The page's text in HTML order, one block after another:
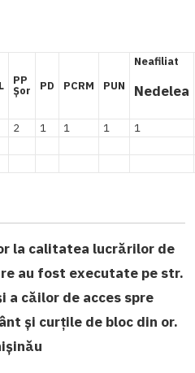
PP
Șor PD PCRM PUN
Neafiliat
Nedelea
2 1 1 1
1
la calitatea lucrărilor de
au fost executate pe str.
a căilor de acces spre
și curțile de bloc din or.